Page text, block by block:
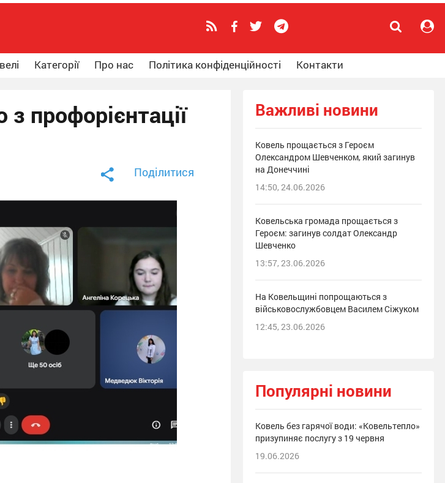
Категорії Про нас Політика конфіденційності Контакти
з профорієнтації
Поділитися
Важливі новини
Ковель прощається з Героєм
Олександром Шевченком, який загинув
на Донеччині
14:50, 24.06.2026
Ковельська громада прощається з
Героєм: загинув солдат Олександр
Шевченко
13:57, 23.06.2026
На Ковельщині попрощаються з
військовослужбовцем Василем Сіжуком
12:45, 23.06.2026
Популярні новини
Ковель без гарячої води: «Ковельтепло»
призупиняє послугу з 19 червня
19.06.2026